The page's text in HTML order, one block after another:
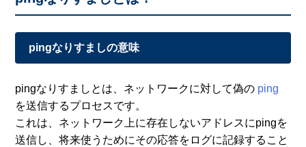
pingなりすましの意味
pingなりすましとは、ネットワークに対して偽の ping
を送信するプロセスです。
これは、ネットワーク上に存在しないアドレスにpingを
送信し、将来使うためにその応答をログに記録すること